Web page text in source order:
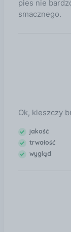
zwierzęciu
ciągu 6
Kleszcze I.
podaniem
pies nie
smacznego.
Ok, kleszczy
jakość
trwałość
wygląd